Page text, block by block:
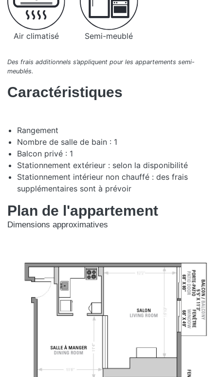
Air climatisé Semi-meublé
Des frais additionnels s’appliquent pour les appartements semi-
meublés.
Caractéristiques
Rangement
Nombre de salle de bain : 1
Balcon privé : 1
Stationnement extérieur : selon la disponibilité
Stationnement intérieur non chauffé : des frais
supplémentaires sont à prévoir
Plan de l'appartement
Dimensions approximatives